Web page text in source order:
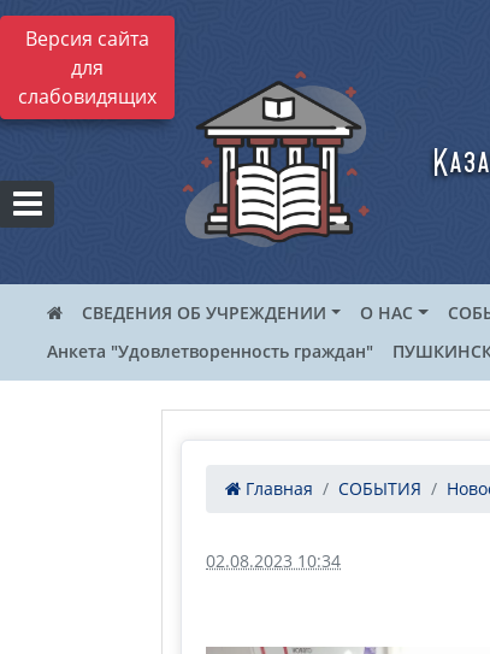
Версия сайта
для
слабовидящих
СВЕДЕНИЯ ОБ УЧРЕЖДЕНИИ О НАС
Анкета "Удовлетворенность граждан"
Главная СОБЫТИЯ
02.08.2023 10:34